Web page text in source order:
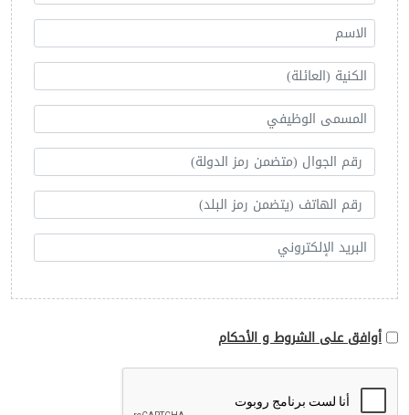
أوافق على الشروط و الأحكام